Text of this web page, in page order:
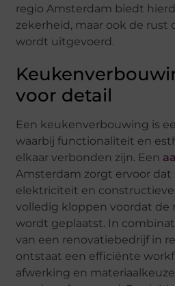
regio Amsterdam biedt
zekerheid, maar ook de rust
wordt uitgevoerd.
voor detail
Een keukenverbouwing is
waarbij functionaliteit en
elkaar verbonden zijn. Een
Amsterdam zorgt ervoor dat
elektriciteit en constructieve
volledig kloppen voordat de
wordt geplaatst. In
van een renovatiebedrijf in
ontstaat een efficiënte
afwerking en